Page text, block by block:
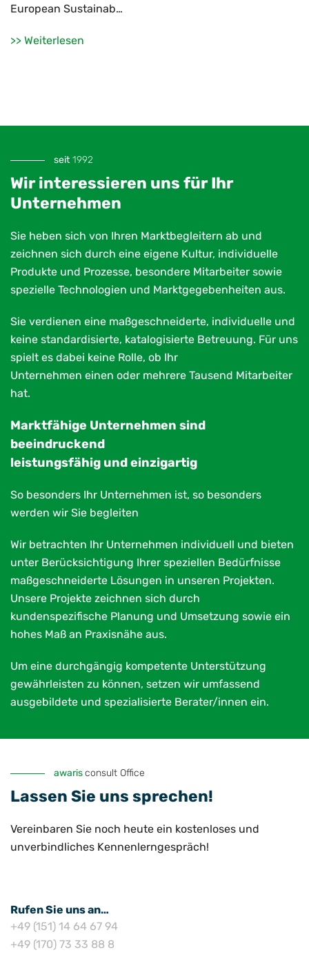
European Sustainab…
>> Weiterlesen
seit1992
Wir interessieren uns für Ihr
Unternehmen
Sie heben sich von Ihren Marktbegleitern ab und
zeichnen sich durch eine eigene Kultur, individuelle
Produkte und Prozesse, besondere Mitarbeiter sowie
spezielle Technologien und Marktgegebenheiten aus.
Sie verdienen eine maßgeschneiderte, individuelle und
keine standardisierte, katalogisierte Betreuung. Für uns
spielt es dabei keine Rolle, ob Ihr
Unternehmen einen oder mehrere Tausend Mitarbeiter
hat.
Marktfähige Unternehmen sind
beeindruckend
leistungsfähig und einzigartig
So besonders Ihr Unternehmen ist, so besonders
werden wir Sie begleiten
Wir betrachten Ihr Unternehmen individuell und bieten
unter Berücksichtigung Ihrer speziellen Bedürfnisse
maßgeschneiderte Lösungen in unseren Projekten.
Unsere Projekte zeichnen sich durch
kundenspezifische Planung und Umsetzung sowie ein
hohes Maß an Praxisnähe aus.
Um eine durchgängig kompetente Unterstützung
gewährleisten zu können, setzen wir umfassend
ausgebildete und spezialisierte Berater/innen ein.
awarisconsult Office
Lassen Sie uns sprechen!
Vereinbaren Sie noch heute ein kostenloses und
unverbindliches Kennenlerngespräch!
Rufen Sie uns an…
+49 (151) 14 64 67 94
+49 (170) 73 33 88 8